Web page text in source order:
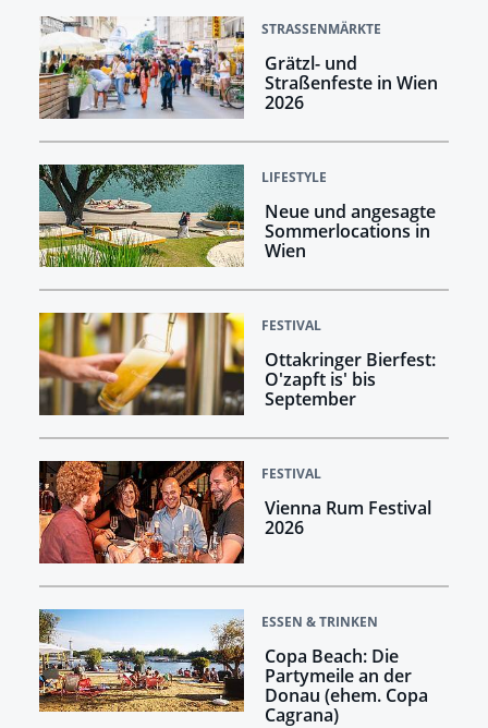
STRASSENMÄRKTE
Grätzl- und
Straßenfeste in Wien
2026
LIFESTYLE
Neue und angesagte
Sommerlocations in
Wien
FESTIVAL
Ottakringer Bierfest:
O'zapft is' bis
September
FESTIVAL
Vienna Rum Festival
2026
ESSEN & TRINKEN
Copa Beach: Die
Partymeile an der
Donau (ehem. Copa
Cagrana)